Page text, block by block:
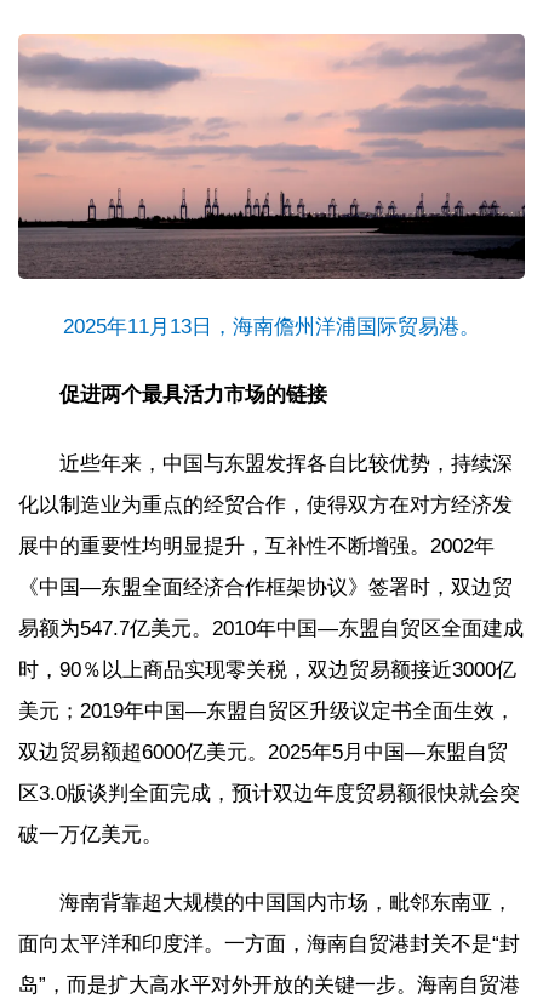
2025年11月13日，海南儋州洋浦国际贸易港。
促进两个最具活力市场的链接
近些年来，中国与东盟发挥各自比较优势，持续深
化以制造业为重点的经贸合作，使得双方在对方经济发
展中的重要性均明显提升，互补性不断增强。2002年
《中国—东盟全面经济合作框架协议》签署时，双边贸
易额为547.7亿美元。2010年中国—东盟自贸区全面建成
时，90％以上商品实现零关税，双边贸易额接近3000亿
美元；2019年中国—东盟自贸区升级议定书全面生效，
双边贸易额超6000亿美元。2025年5月中国—东盟自贸
区3.0版谈判全面完成，预计双边年度贸易额很快就会突
破一万亿美元。
海南背靠超大规模的中国国内市场，毗邻东南亚，
面向太平洋和印度洋。一方面，海南自贸港封关不是“封
岛”，而是扩大高水平对外开放的关键一步。海南自贸港